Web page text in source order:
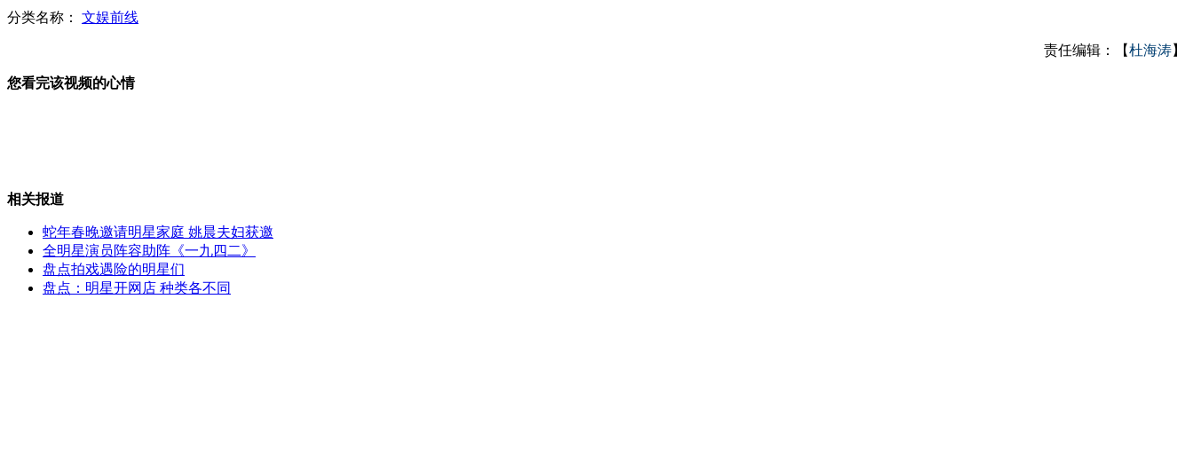
周迅状告出版社捏造感情经历
又到一年退伍时 天安门国旗班老兵退伍
专家支招调整生活习惯防止"过劳肥"
分类名称： 文娱前线
责任编辑：【杜海涛】
您看完该视频的心情
相关报道
蛇年春晚邀请明星家庭 姚晨夫妇获邀
全明星演员阵容助阵《一九四二》
盘点拍戏遇险的明星们
盘点：明星开网店 种类各不同